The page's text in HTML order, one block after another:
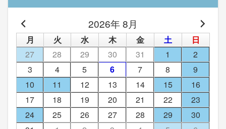
2026年 8月
月 火 水 木 金 土
日
27
28 29 30 31 1
2
3
4 5 6 7 8
9
10
11 12 13 14 15
16
17
18 19 20 21 22
23
24
25 26 27 28 29
30